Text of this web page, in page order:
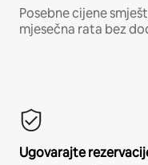
Posebne cijene
mjesečna rata bez
Ugovarajte